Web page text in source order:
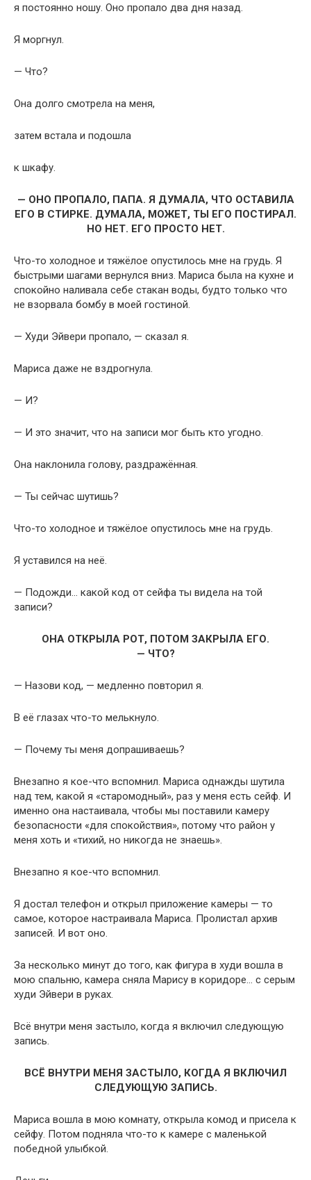
я постоянно ношу. Оно пропало два дня назад.
Я моргнул.
— Что?
Она долго смотрела на меня,
затем встала и подошла
к шкафу.
— ОНО ПРОПАЛО, ПАПА. Я ДУМАЛА, ЧТО ОСТАВИЛА
ЕГО В СТИРКЕ. ДУМАЛА, МОЖЕТ, ТЫ ЕГО ПОСТИРАЛ.
НО НЕТ. ЕГО ПРОСТО НЕТ.
Что-то холодное и тяжёлое опустилось мне на грудь. Я
быстрыми шагами вернулся вниз. Мариса была на кухне и
спокойно наливала себе стакан воды, будто только что
не взорвала бомбу в моей гостиной.
— Худи Эйвери пропало, — сказал я.
Мариса даже не вздрогнула.
— И?
— И это значит, что на записи мог быть кто угодно.
Она наклонила голову, раздражённая.
— Ты сейчас шутишь?
Что-то холодное и тяжёлое опустилось мне на грудь.
Я уставился на неё.
— Подожди… какой код от сейфа ты видела на той
записи?
ОНА ОТКРЫЛА РОТ, ПОТОМ ЗАКРЫЛА ЕГО.
— ЧТО?
— Назови код, — медленно повторил я.
В её глазах что-то мелькнуло.
— Почему ты меня допрашиваешь?
Внезапно я кое-что вспомнил. Мариса однажды шутила
над тем, какой я «старомодный», раз у меня есть сейф. И
именно она настаивала, чтобы мы поставили камеру
безопасности «для спокойствия», потому что район у
меня хоть и «тихий, но никогда не знаешь».
Внезапно я кое-что вспомнил.
Я достал телефон и открыл приложение камеры — то
самое, которое настраивала Мариса. Пролистал архив
записей. И вот оно.
За несколько минут до того, как фигура в худи вошла в
мою спальню, камера сняла Марису в коридоре… с серым
худи Эйвери в руках.
Всё внутри меня застыло, когда я включил следующую
запись.
ВСЁ ВНУТРИ МЕНЯ ЗАСТЫЛО, КОГДА Я ВКЛЮЧИЛ
СЛЕДУЮЩУЮ ЗАПИСЬ.
Мариса вошла в мою комнату, открыла комод и присела к
сейфу. Потом подняла что-то к камере с маленькой
победной улыбкой.